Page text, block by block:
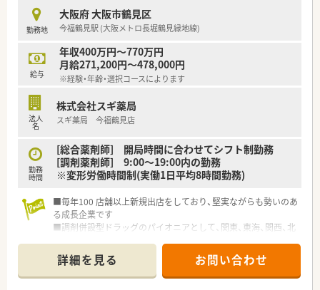
■充実した研修制度、人事制度、評価制度、キャリア支援制度等
があるのも特徴です
勤務地
大阪府 大阪市鶴見区
今福鶴見駅 (大阪メトロ長堀鶴見緑地線)
給与
年収400万円～770万円
月給271,200円～478,000円
※経験・年齢・選択コースによります
法人
名
株式会社スギ薬局
スギ薬局 今福鶴見店
勤務
時間
[総合薬剤師] 開局時間に合わせてシフト制勤務
[調剤薬剤師] 9:00～19:00内の勤務
※変形労働時間制(実働1日平均8時間勤務)
■毎年100 店舗以上新規出店をしており、堅実ながらも勢いのあ
る成長企業です
■調剤併設型ドラッグのパイオニアとして、関東、東海、関西、北
■研修制度は様々なプランがあり、集合研修だけでなく任意で受
講可能な研修も幅広く用意されています
■店舗で活躍する従業員、社外で活躍する従業員、将来経営幹部
詳細を見る お問い合わせ